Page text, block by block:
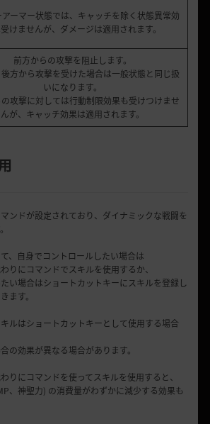
アーマー状態では、キャッチを除く状態異常効
けませんが、ダメージは適用されます。
前方からの攻撃を阻止します。
方から攻撃を受けた場合は一般状態と同じ扱
いになります。
攻撃に対しては行動制限効果も受けつけませ
んが、キャッチ効果は適用されます。
ンドが設定されており、ダイナミックな戦闘を
、自身でコントロールしたい場合は
りにコマンドでスキルを使用するか、
い場合はショートカットキーにスキルを登録し
ます。
ルはショートカットキーとして使用する場合
の効果が異なる場合があります。
りにコマンドを使ってスキルを使用すると、
、神聖力) の消費量がわずかに減少する効果も